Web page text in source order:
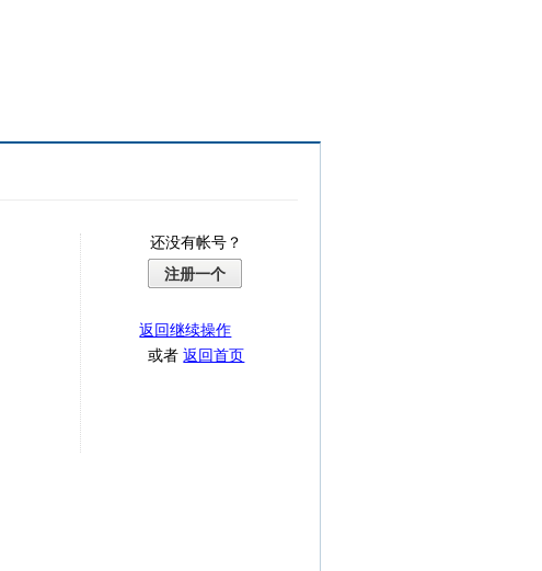
还没有帐号？
注册一个
返回继续操作
或者返回首页